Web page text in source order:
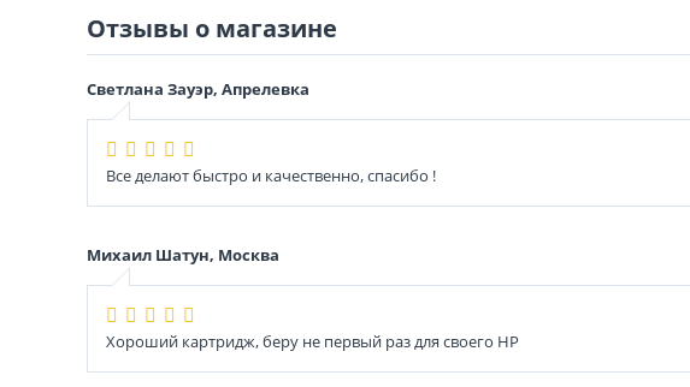
Отзывы о магазине
Светлана Зауэр, Апрелевка
Все делают быстро и качественно, спасибо !
Михаил Шатун, Москва
Хороший картридж, беру не первый раз для своего НР